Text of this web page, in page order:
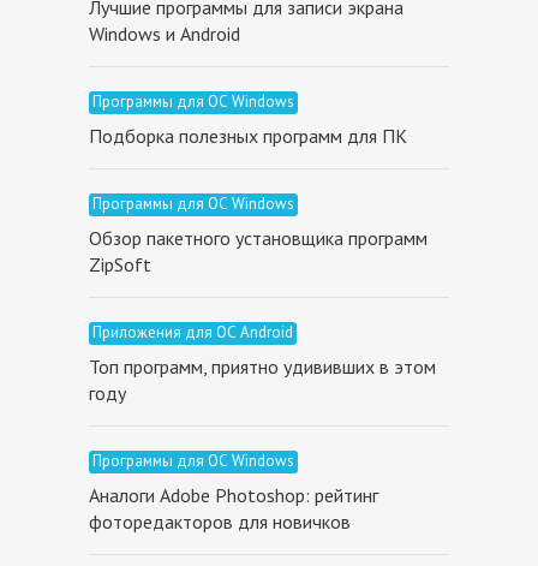
Лучшие программы для записи экрана
Windows и Android
Программы для ОС Windows
Подборка полезных программ для ПК
Программы для ОС Windows
Обзор пакетного установщика программ
ZipSoft
Приложения для ОС Android
Топ программ, приятно удививших в этом
году
Программы для ОС Windows
Аналоги Adobe Photoshop: рейтинг
фоторедакторов для новичков